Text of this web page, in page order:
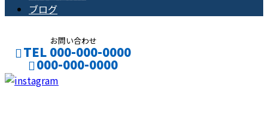
ブログ
お問い合わせ
TEL 000-000-0000
000-000-0000